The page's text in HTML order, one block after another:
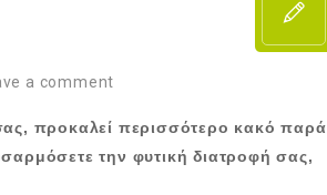
a comment
προκαλεί περισσότερο κακό παρά
την φυτική διατροφή σας,